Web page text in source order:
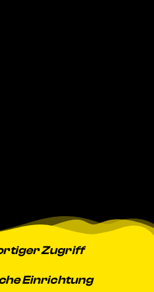
Zugriff
Einrichtung